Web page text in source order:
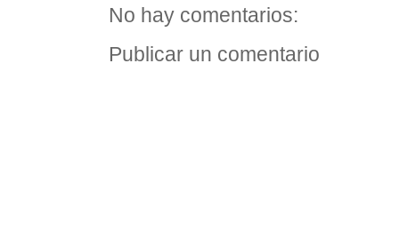
No hay comentarios:
Publicar un comentario